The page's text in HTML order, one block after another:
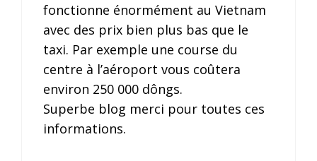
fonctionne énormément au Vietnam
avec des prix bien plus bas que le
taxi. Par exemple une course du
centre à l’aéroport vous coûtera
environ 250 000 dôngs.
Superbe blog merci pour toutes ces
informations.